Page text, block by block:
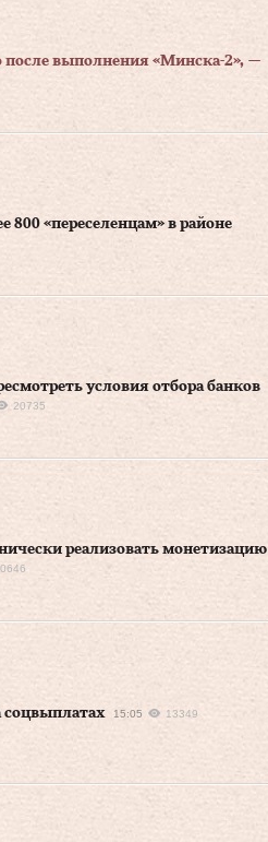
выполнения «Минска-2», —
«переселенцам» в районе
условия отбора банков
20735
реализовать монетизацию
15:05 13349